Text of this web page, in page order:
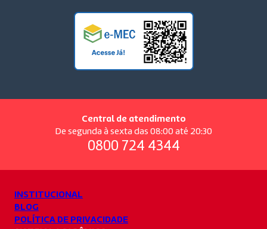
Central de atendimento
De segunda à sexta das 08:00 até 20:30
0800 724 4344
INSTITUCIONAL
BLOG
POLÍTICA DE PRIVACIDADE